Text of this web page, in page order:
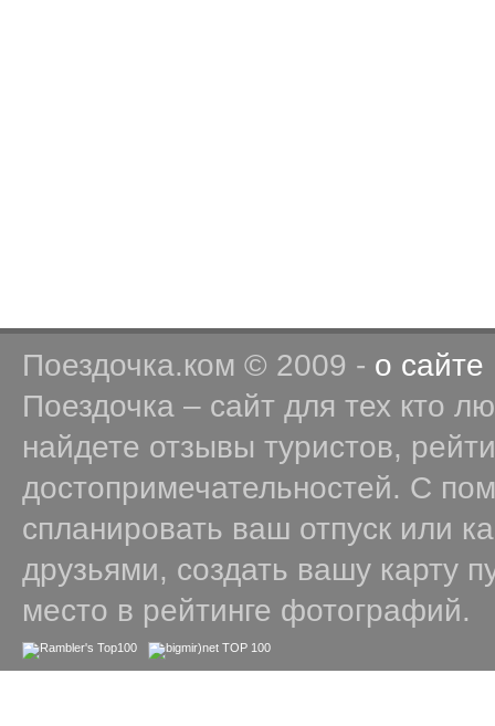
Поездочка.ком © 2009 - о сайте
Поездочка – сайт для тех кто
найдете отзывы туристов,
достопримечательностей. С
спланировать ваш отпуск или
друзьями, создать вашу карту
место в рейтинге фотографий.